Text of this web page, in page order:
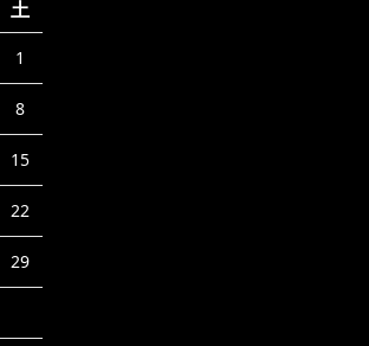
土
1
8
15
22
29